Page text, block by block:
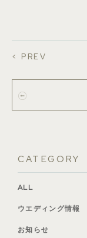
< PREV
CATEGORY
ALL
ウエディング情報
お知らせ